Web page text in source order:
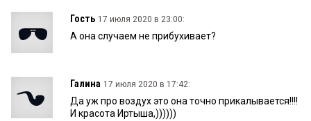
Гость 17 июля 2020 в 23:00:
А она случаем не прибухивает?
Галина 17 июля 2020 в 17:42:
Да уж про воздух это она точно прикалывается!!!!
И красота Иртыша,))))))